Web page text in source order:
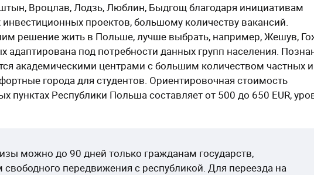
Вроцлав, Лодзь, Люблин, Быдгощ благодаря инициативам
проектов, большому количеству вакансий.
решение жить в Польше, лучше выбрать, например, Жешув,
адаптирована под потребности данных групп населения.
академическими центрами с большим количеством частных и
города для студентов. Ориентировочная стоимость
Республики Польша составляет от 500 до 650 EUR,
можно до 90 дней только гражданам государств,
передвижения с республикой. Для переезда на